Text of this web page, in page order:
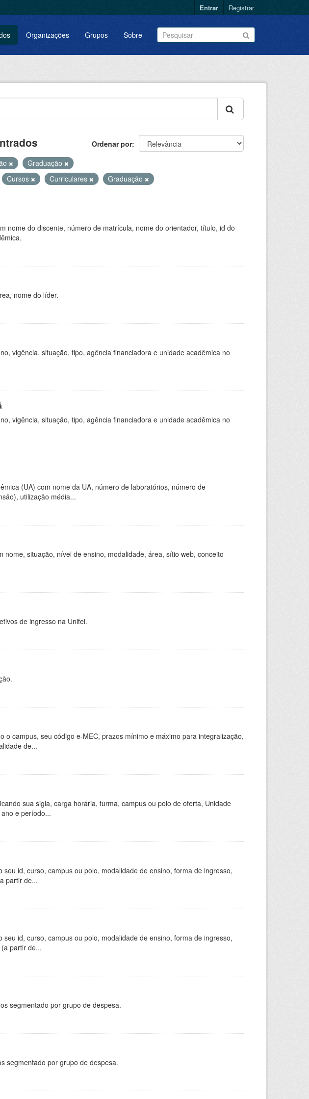
Entrar Registrar
Organizações Grupos Sobre
Ordenar por
Graduação
Cursos Curriculares Graduação
nome do discente, número de matrícula, nome do orientador, título, id do
nome do líder.
vigência, situação, tipo, agência financiadora e unidade acadêmica no
vigência, situação, tipo, agência financiadora e unidade acadêmica no
(UA) com nome da UA, número de laboratórios, número de
utilização média...
nome, situação, nível de ensino, modalidade, área, sítio web, conceito
de ingresso na Unifei.
o campus, seu código e-MEC, prazos mínimo e máximo para integralização,
de...
sua sigla, carga horária, turma, campus ou polo de oferta, Unidade
e período...
id, curso, campus ou polo, modalidade de ensino, forma de ingresso,
partir de...
id, curso, campus ou polo, modalidade de ensino, forma de ingresso,
partir de...
segmentado por grupo de despesa.
segmentado por grupo de despesa.